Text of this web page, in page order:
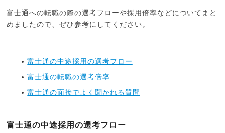
富士通への転職の際の選考フローや採用倍率などについてまと
めましたので、ぜひ参考にしてください。
富士通の中途採用の選考フロー
富士通の転職の選考倍率
富士通の面接でよく聞かれる質問
富士通の中途採用の選考フロー